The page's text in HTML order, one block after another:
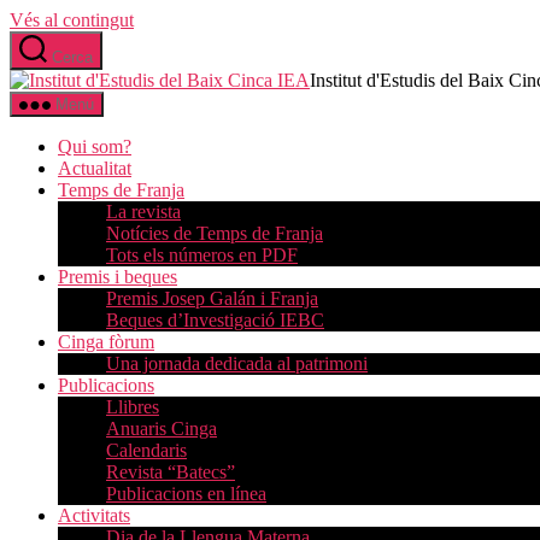
Vés al contingut
Cerca
Institut d'Estudis del Baix
Menú
Qui som?
Actualitat
Temps de Franja
La revista
Notícies de Temps de Franja
Tots els números en PDF
Premis i beques
Premis Josep Galán i Franja
Beques d’Investigació IEBC
Cinga fòrum
Una jornada dedicada al patrimoni
Publicacions
Llibres
Anuaris Cinga
Calendaris
Revista “Batecs”
Publicacions en línea
Activitats